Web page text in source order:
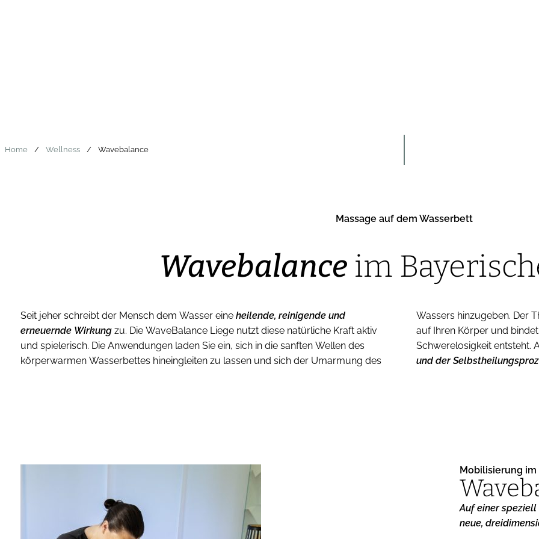
Home / Wellness / Wavebalance
Massage auf dem Wasserbett
Wavebalance im
Seit jeher schreibt der Mensch dem Wasser eine heilende, reinigende und
erneuernde Wirkungzu. Die WaveBalance Liege nutzt diese natürliche Kraft aktiv
und spielerisch. Die Anwendungen laden Sie ein, sich in die sanften Wellen des
körperwarmen Wasserbettes hineingleiten zu lassen und sich der Umarmung des
Wassers hinzugeben. Der
auf Ihren Körper und bindet diese in die Anwendung mit ein. Widerstände lösen sich,
Schwerelosigkeit entsteht.
und der
Mobilisierung
Auf einer
neue,